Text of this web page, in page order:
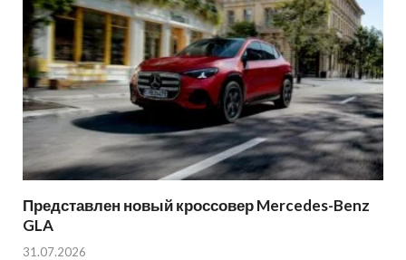
Представлен новый кроссовер Mercedes-Benz
GLA
31.07.2026